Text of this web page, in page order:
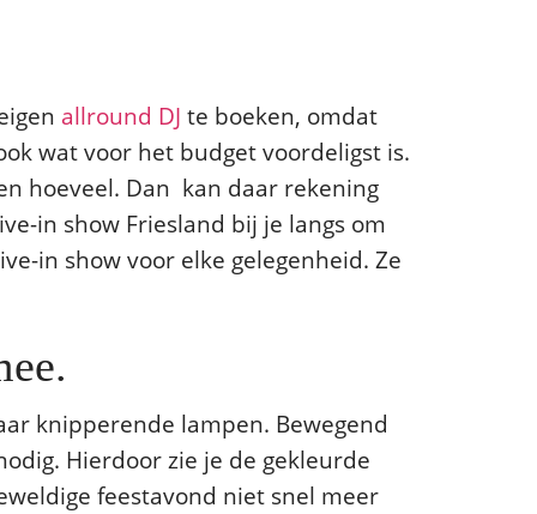
allround DJ te boeken, omdat
wat voor het budget voordeligst is.
hoeveel. Dan kan daar rekening
in show Friesland bij je langs om
in show voor elke gelegenheid. Ze
knipperende lampen. Bewegend
Hierdoor zie je de gekleurde
feestavond niet snel meer